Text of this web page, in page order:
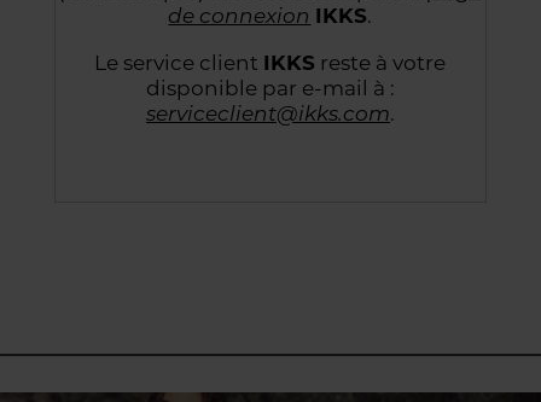
de connexion IKKS.
Le service client IKKS reste à votre
disponible par e-mail à :
serviceclient@ikks.com.